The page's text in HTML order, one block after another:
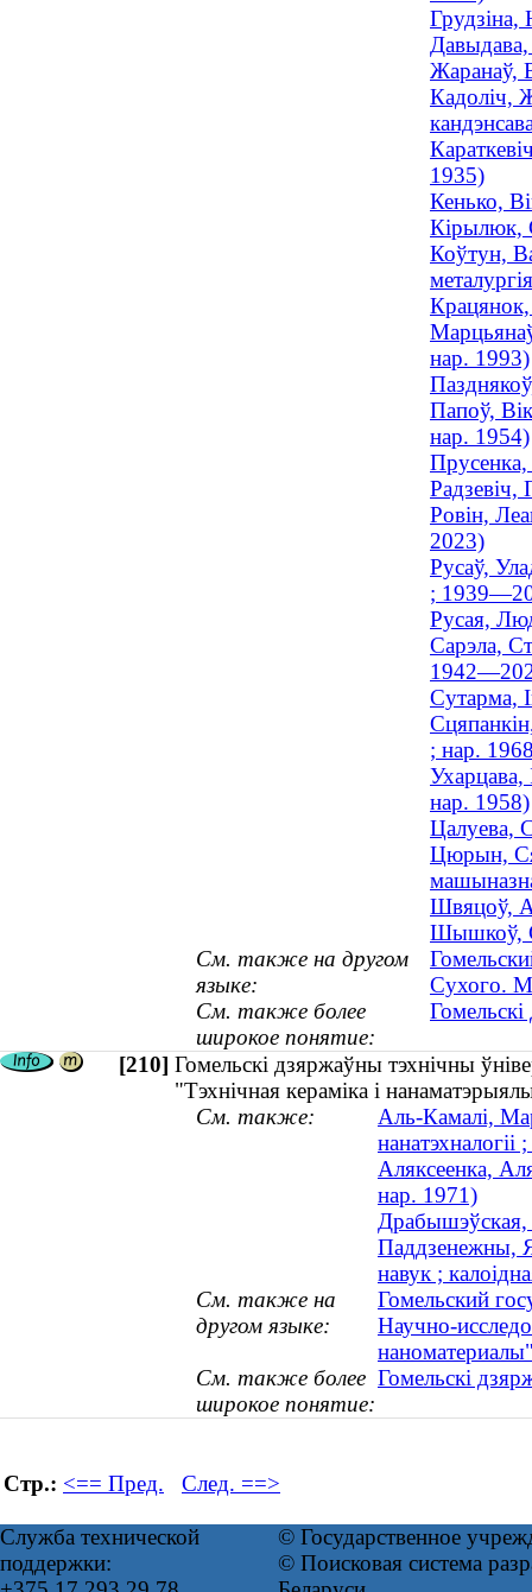
Грудзіна,
Давыдава,
Жаранаў,
Кадоліч,
1935)
Кенько,
Кірылюк,
Коўтун,
нар. 1993)
Папоў,
нар. 1954)
Прусенка,
Радзевіч,
Ровін,
2023)
Русаў,
;
Русая,
Сарэла,
Сутарма,
; нар.
Ухарцава,
нар. 1958)
Цалуева,
Цюрын,
Швяцоў,
Шышкоў,
См. также на другом
языке:
Сухого.
См. также более
широкое понятие:
[210] Гомельскі дзяржаўны тэхнічны
"Тэхнічная кераміка і
См. также:
Аль-Камалі,
Аляксеенка,
нар. 1971)
Драбышэўская,
Паддзенежны,
навук ;
См. также на
другом языке:
Гомельский
Научно-
См. также более
широкое понятие:
Гомельскі
Стр.: <== Пред. След. ==>
Служба технической
поддержки:
© Государственное
© Поисковая система